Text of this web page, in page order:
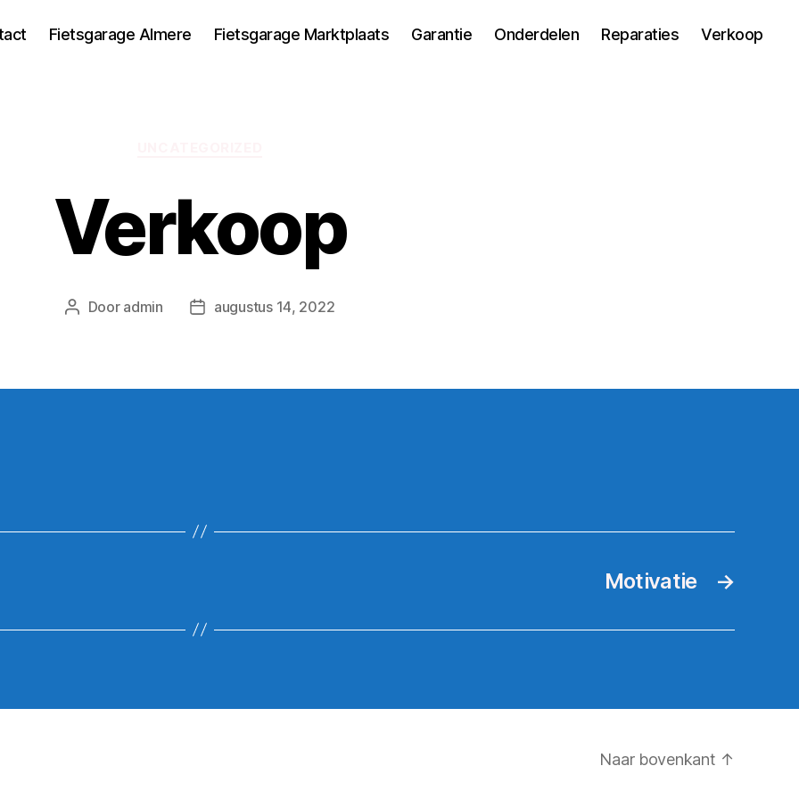
Fietsgarage Almere Fietsgarage Marktplaats Garantie Onderdelen Reparaties Verkoop
Verkoop
Berichtauteur
Door admin Berichtdatum
augustus 14, 2022
→
Motivatie
Naar bovenkant ↑